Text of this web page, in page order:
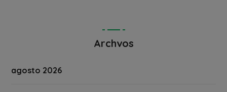
Archvos
agosto 2026